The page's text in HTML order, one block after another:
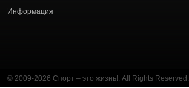
Информация
© 2009-2026 Спорт – это жизнь!. All Rights Reserved.